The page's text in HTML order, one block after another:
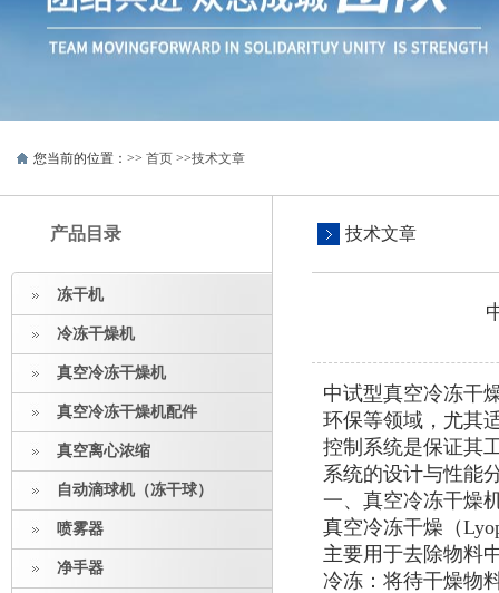
您当前的位置：>> 首页 >>技术文章
产品目录
冻干机
冷冻干燥机
真空冷冻干燥机
真空冷冻干燥机配件
真空离心浓缩
自动滴球机（冻干球）
喷雾器
净手器
技术文章
中试型真空冷冻干
环保等领域，尤其
控制系统是保证其
系统的设计与性能
一、真空冷冻干燥
真空冷冻干燥（
主要用于去除物料
冷冻：将待干燥物